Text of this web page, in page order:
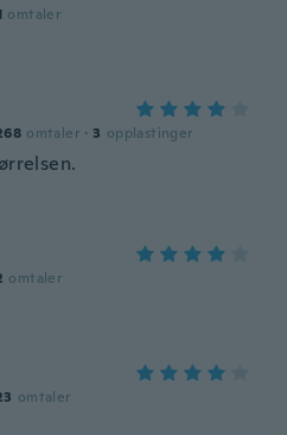
omtaler
omtaler · 3 opplastinger
omtaler
omtaler